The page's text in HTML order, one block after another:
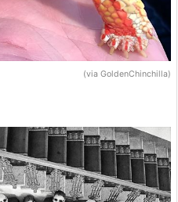
(via GoldenChinchilla)